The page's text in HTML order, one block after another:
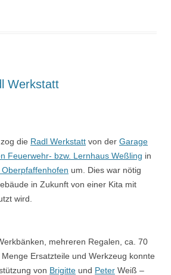
Werkstatt
die Radl Werkstatt von der Garage
Feuerwehr- bzw. Lernhaus Weßling in
um. Dies war nötig
in Zukunft von einer Kita mit
wird.
mehreren Regalen, ca. 70
Ersatzteile und Werkzeug konnte
von Brigitte und Peter Weiß –